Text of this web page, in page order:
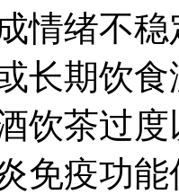
情绪不
长期饮
饮茶过
免疫功